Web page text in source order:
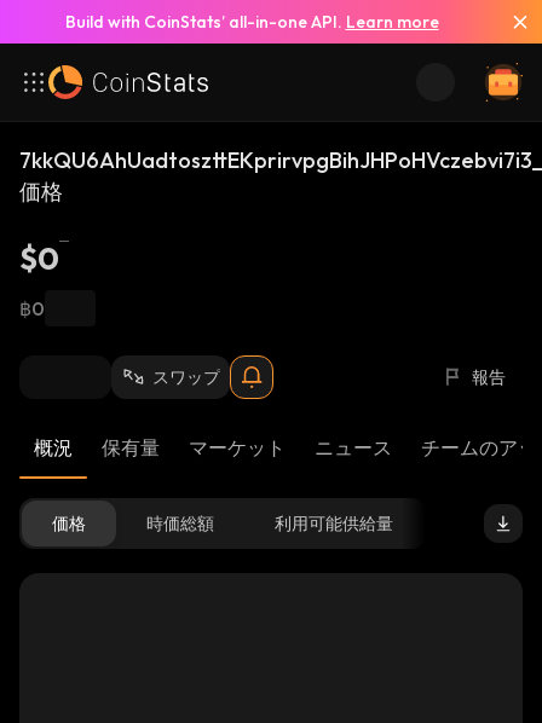
Build with CoinStats’ all-in-one API. Learn more
価格
$0
฿0
スワップ 報告
概況 保有量 マーケット ニュース チームのア
価格 時価総額 利用可能供給量